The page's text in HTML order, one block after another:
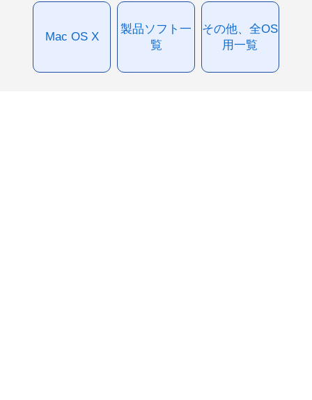
Mac OS X
製品ソフト一
覧
その他、全OS
用一覧